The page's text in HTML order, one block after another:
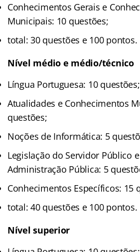
Conhecimentos Gerais e
Municipais: 10 questões;
total: 30 questões e 100 pontos.
Nível médio e médio/técnico
Língua Portuguesa: 10 questões;
Atualidades e Conhecimentos
questões;
Noções de Informática: 5
Legislação do Servidor Público
Administração Pública: 5
Conhecimentos Específicos: 15
total: 40 questões e 100 pontos.
Nível superior